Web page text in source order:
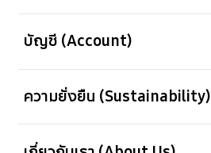
บัญชี (Account)
ความยั่งยืน (Sustainability)